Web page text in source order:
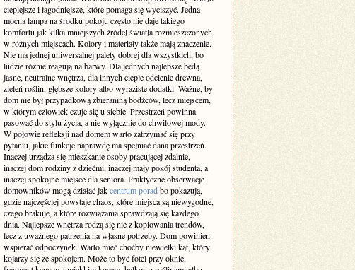
cieplejsze i łagodniejsze, które pomaga się wyciszyć. Jedna
mocna lampa na środku pokoju często nie daje takiego
komfortu jak kilka mniejszych źródeł światła rozmieszczonych
w różnych miejscach. Kolory i materiały także mają znaczenie.
Nie ma jednej uniwersalnej palety dobrej dla wszystkich, bo
ludzie różnie reagują na barwy. Dla jednych najlepsze będą
jasne, neutralne wnętrza, dla innych ciepłe odcienie drewna,
zieleń roślin, głębsze kolory albo wyraziste dodatki. Ważne, by
dom nie był przypadkową zbieraniną bodźców, lecz miejscem,
w którym człowiek czuje się u siebie. Przestrzeń powinna
pasować do stylu życia, a nie wyłącznie do chwilowej mody.
W połowie refleksji nad domem warto zatrzymać się przy
pytaniu, jakie funkcje naprawdę ma spełniać dana przestrzeń.
Inaczej urządza się mieszkanie osoby pracującej zdalnie,
inaczej dom rodziny z dziećmi, inaczej mały pokój studenta, a
inaczej spokojne miejsce dla seniora. Praktyczne obserwacje
domowników mogą działać jakcentrum poradbo pokazują,
gdzie najczęściej powstaje chaos, które miejsca są niewygodne,
czego brakuje, a które rozwiązania sprawdzają się każdego
dnia. Najlepsze wnętrza rodzą się nie z kopiowania trendów,
lecz z uważnego patrzenia na własne potrzeby. Dom powinien
wspierać odpoczynek. Warto mieć choćby niewielki kąt, który
kojarzy się ze spokojem. Może to być fotel przy oknie,